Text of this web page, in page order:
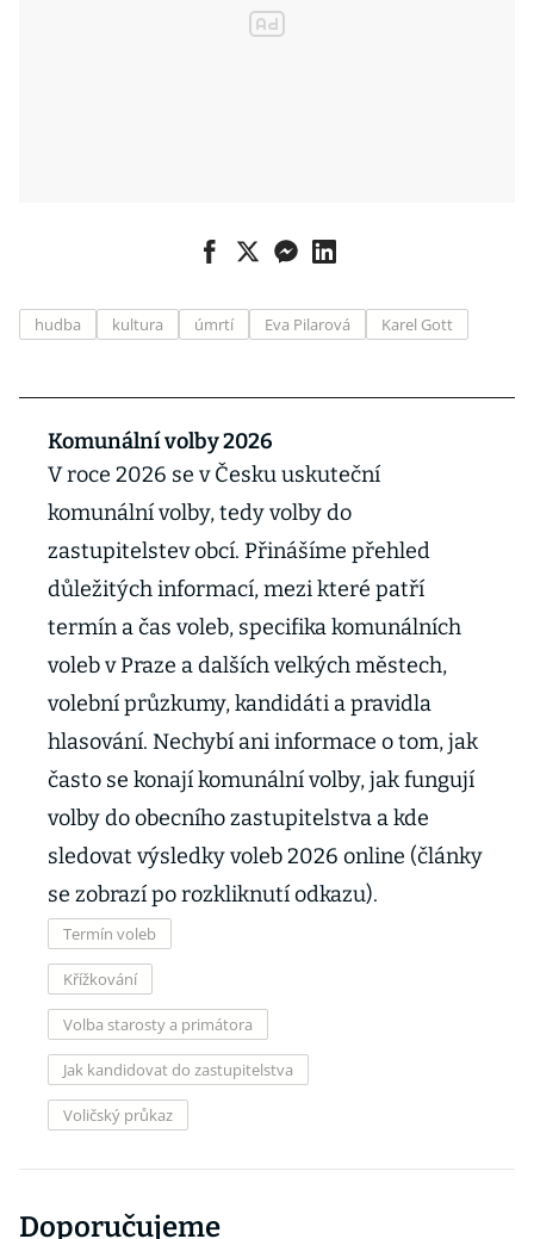
hudba kultura úmrtí Eva Pilarová Karel Gott
Komunální volby 2026
V roce 2026 se v Česku uskuteční
komunální volby, tedy volby do
zastupitelstev obcí. Přinášíme přehled
důležitých informací, mezi které patří
termín a čas voleb, specifika komunálních
voleb v Praze a dalších velkých městech,
volební průzkumy, kandidáti a pravidla
hlasování. Nechybí ani informace o tom, jak
často se konají komunální volby, jak fungují
volby do obecního zastupitelstva a kde
sledovat výsledky voleb 2026 online (články
se zobrazí po rozkliknutí odkazu).
Termín voleb
Křížkování
Volba starosty a primátora
Jak kandidovat do zastupitelstva
Voličský průkaz
Doporučujeme